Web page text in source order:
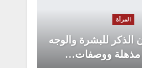
المرأة
الذكر للبشرة والوجه